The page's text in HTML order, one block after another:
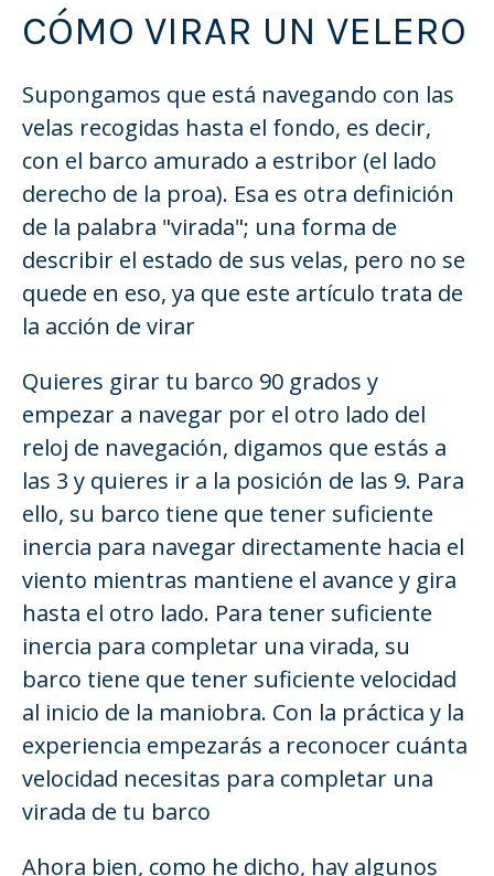
CÓMO VIRAR UN VELERO
Supongamos que está navegando con las
velas recogidas hasta el fondo, es decir,
con el barco amurado a estribor (el lado
derecho de la proa). Esa es otra definición
de la palabra "virada"; una forma de
describir el estado de sus velas, pero no se
quede en eso, ya que este artículo trata de
la acción de virar
Quieres girar tu barco 90 grados y
empezar a navegar por el otro lado del
reloj de navegación, digamos que estás a
las 3 y quieres ir a la posición de las 9. Para
ello, su barco tiene que tener suficiente
inercia para navegar directamente hacia el
viento mientras mantiene el avance y gira
hasta el otro lado. Para tener suficiente
inercia para completar una virada, su
barco tiene que tener suficiente velocidad
al inicio de la maniobra. Con la práctica y la
experiencia empezarás a reconocer cuánta
velocidad necesitas para completar una
virada de tu barco
Ahora bien, como he dicho, hay algunos